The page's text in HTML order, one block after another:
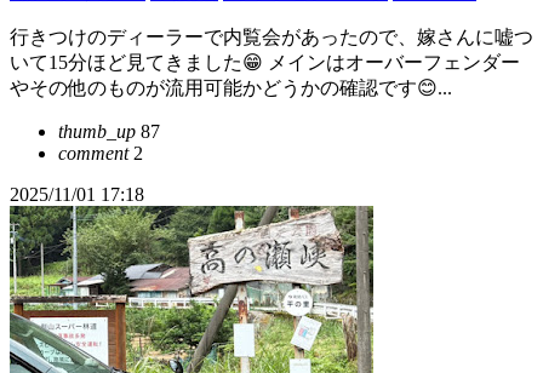
行きつけのディーラーで内覧会があったので、嫁さんに嘘つ
いて15分ほど見てきました😁 メインはオーバーフェンダー
やその他のものが流用可能かどうかの確認です😊...
thumb_up 87
comment2
2025/11/01 17:18